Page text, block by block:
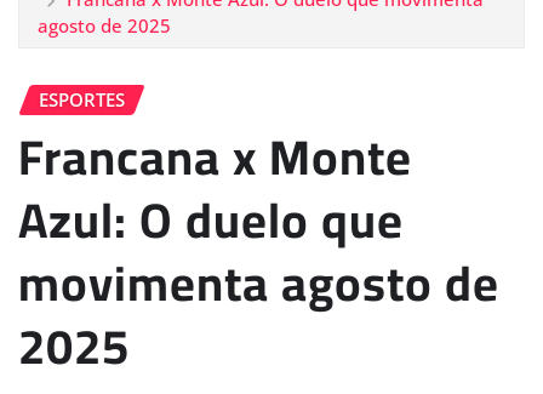
agosto de 2025
ESPORTES
Francana x Monte
Azul: O duelo que
movimenta agosto de
2025